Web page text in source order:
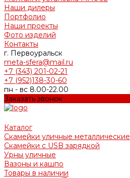
Наши дилеры
Портфолио
Наши проекты
Фото изделий
Контакты
г. Первоуральск
meta-sfera@mail.ru
+7 (343) 201-02-21
+7 (952)138-30-60
пн - вс 8.00-22.00
Заказать звонок
Каталог
Скамейки уличные металлические
Скамейки с USB зарядкой
Урны уличные
Вазоны и кашпо
Товары в наличии